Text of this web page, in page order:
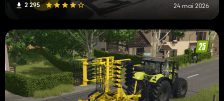
2 295 24 mai 2026